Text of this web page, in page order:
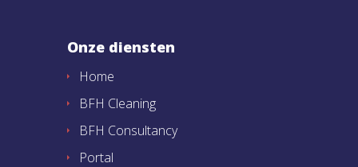
Onze diensten
Home
BFH Cleaning
BFH Consultancy
Portal